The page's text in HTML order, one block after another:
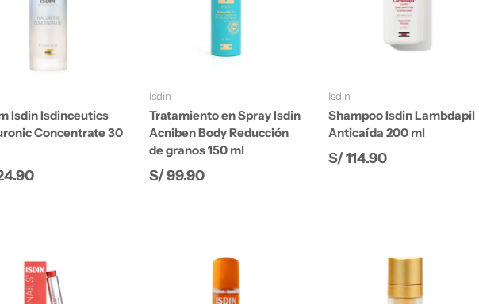
Isdin Isdinceutics
Concentrate 30
normal
Añadir al carrito
Isdin
Tratamiento en Spray Isdin
Acniben Body Reducción
de granos 150 ml
Precio normal
S/ 99.90
Añadir al carrito
Isdin
Shampoo Isdin Lambdapil
Anticaída 200 ml
Precio normal
S/ 114.90